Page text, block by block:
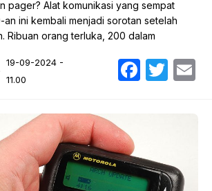
pager? Alat komunikasi yang sempat
ini kembali menjadi sorotan setelah
Ribuan orang terluka, 200 dalam
19-09-2024 -
11.00